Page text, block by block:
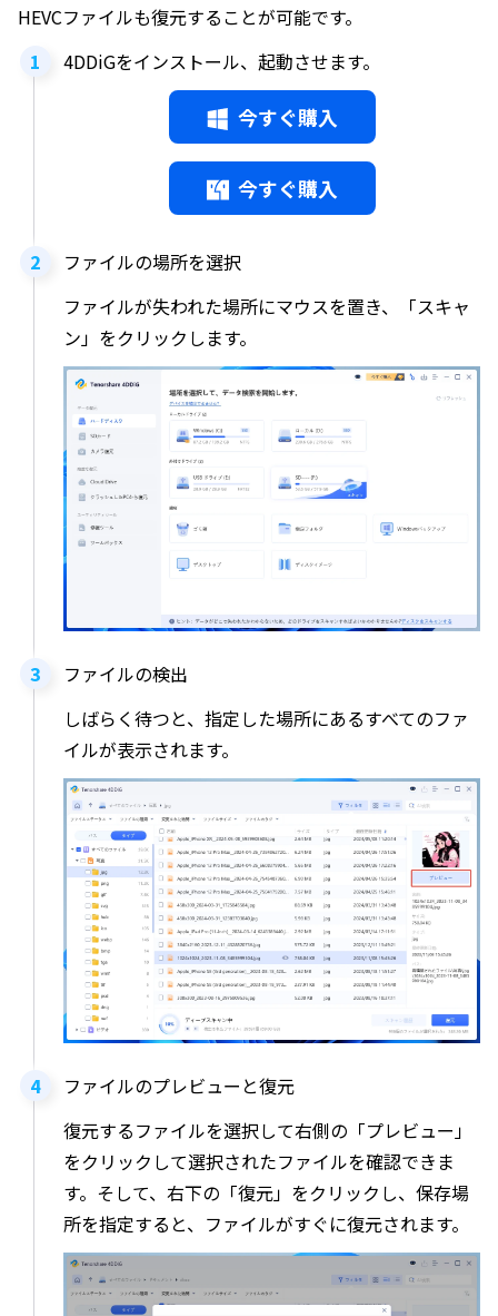
HEVCファイルも復元することが可能です。
4DDiGをインストール、起動させます。
今すぐ購入
今すぐ購入
ファイルの場所を選択
ファイルが失われた場所にマウスを置き、「スキャ
ン」をクリックします。
ファイルの検出
しばらく待つと、指定した場所にあるすべてのファ
イルが表示されます。
ファイルのプレビューと復元
復元するファイルを選択して右側の「プレビュー」
をクリックして選択されたファイルを確認できま
す。そして、右下の「復元」をクリックし、保存場
所を指定すると、ファイルがすぐに復元されます。